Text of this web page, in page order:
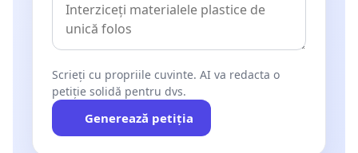
Scrieți cu propriile cuvinte. AI va redacta o
petiție solidă pentru dvs.
Generează petiția